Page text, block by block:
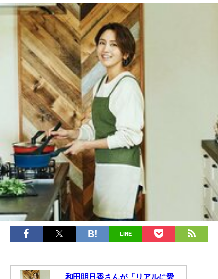
LINE
和田明日香さんが「リアルに愛